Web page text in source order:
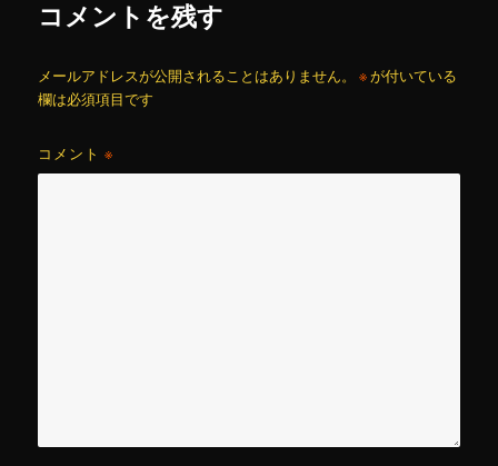
コメントを残す
メールアドレスが公開されることはありません。 ※が付いている
欄は必須項目です
コメント※